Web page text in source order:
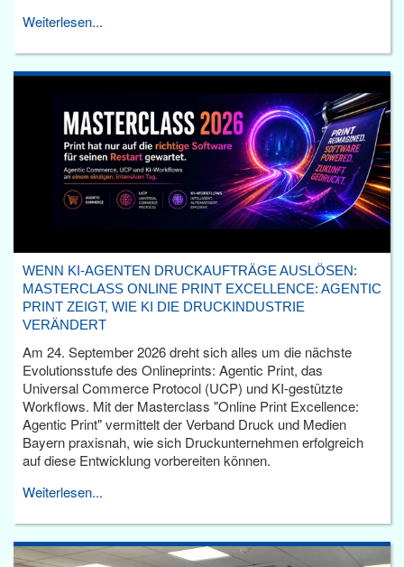
Weiterlesen...
WENN KI-AGENTEN DRUCKAUFTRÄGE AUSLÖSEN:
MASTERCLASS ONLINE PRINT EXCELLENCE: AGENTIC
PRINT ZEIGT, WIE KI DIE DRUCKINDUSTRIE
VERÄNDERT
Am 24. September 2026 dreht sich alles um die nächste
Evolutionsstufe des Onlineprints: Agentic Print, das
Universal Commerce Protocol (UCP) und KI-gestützte
Workflows. Mit der Masterclass "Online Print Excellence:
Agentic Print" vermittelt der Verband Druck und Medien
Bayern praxisnah, wie sich Druckunternehmen erfolgreich
auf diese Entwicklung vorbereiten können.
Weiterlesen...